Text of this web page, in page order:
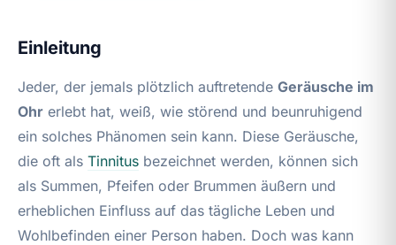
Einleitung
Jeder, der jemals plötzlich auftretende Geräusche im
Ohr erlebt hat, weiß, wie störend und beunruhigend
ein solches Phänomen sein kann. Diese Geräusche,
die oft als Tinnitus bezeichnet werden, können sich
als Summen, Pfeifen oder Brummen äußern und
erheblichen Einfluss auf das tägliche Leben und
Wohlbefinden einer Person haben. Doch was kann